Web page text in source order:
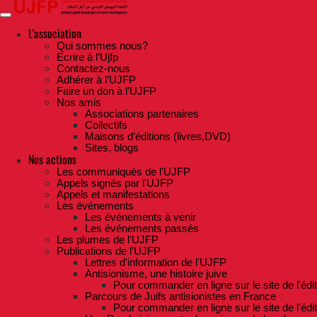
Skip
to
contentL'association
Qui sommes nous?
Ecrire à l’Ujfp
Contactez-nous
Adhérer à l’UJFP
Faire un don à l’UJFP
Nos amis
Associations partenaires
Collectifs
Maisons d’éditions (livres,DVD)
Sites, blogs
Nos actions
Les communiqués de l'UJFP
Appels signés par l'UJFP
Appels et manifestations
Les événements
Les événements à venir
Les événements passés
Les plumes de l'UJFP
Publications de l'UJFP
Lettres d'information de l'UJFP
Antisionisme, une histoire juive
Pour commander en ligne sur le site de
Parcours de Juifs antisionistes en France
Pour commander en ligne sur le site de